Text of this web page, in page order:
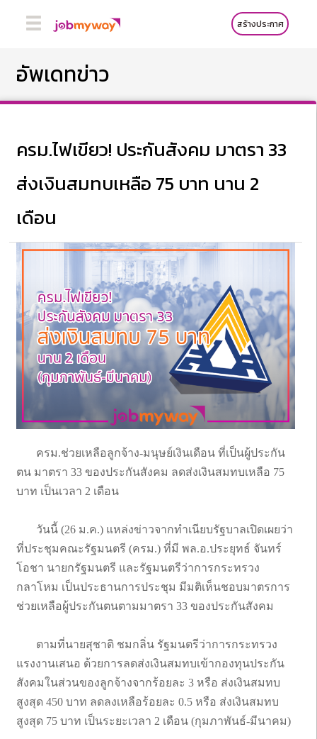
สร้างประกาศ
อัพเดทข่าว
ครม.ไฟเขียว! ประกันสังคม มาตรา 33
ส่งเงินสมทบเหลือ 75 บาท นาน 2
เดือน
ครม.ช่วยเหลือลูกจ้าง-มนุษย์เงินเดือน ที่เป็นผู้ประกัน
ตน มาตรา 33 ของประกันสังคม ลดส่งเงินสมทบเหลือ 75
บาท เป็นเวลา 2 เดือน
วันนี้ (26 ม.ค.) แหล่งข่าวจากทำเนียบรัฐบาลเปิดเผยว่า
ที่ประชุมคณะรัฐมนตรี (ครม.) ที่มี พล.อ.ประยุทธ์ จันทร์
โอชา นายกรัฐมนตรี และรัฐมนตรีว่าการกระทรวง
กลาโหม เป็นประธานการประชุม มีมติเห็นชอบมาตรการ
ช่วยเหลือผู้ประกันตนตามมาตรา 33 ของประกันสังคม
ตามที่นายสุชาติ ชมกลิ่น รัฐมนตรีว่าการกระทรวง
แรงงานเสนอ ด้วยการลดส่งเงินสมทบเข้ากองทุนประกัน
สังคมในส่วนของลูกจ้างจากร้อยละ 3 หรือ ส่งเงินสมทบ
สูงสุด 450 บาท ลดลงเหลือร้อยละ 0.5 หรือ ส่งเงินสมทบ
สูงสุด 75 บาท เป็นระยะเวลา 2 เดือน (กุมภาพันธ์-มีนาคม)